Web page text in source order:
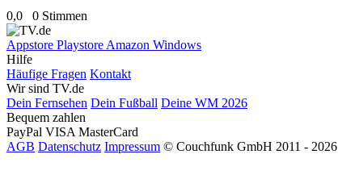
0,0 0 Stimmen
Appstore Playstore Amazon Windows
Hilfe
Häufige Fragen Kontakt
Wir sind TV.de
Dein Fernsehen Dein Fußball Deine WM 2026
Bequem zahlen
PayPal VISA MasterCard
AGB Datenschutz Impressum © Couchfunk GmbH 2011 - 2026